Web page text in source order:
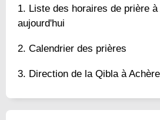
Liste des horaires de prière
aujourd'hui
Calendrier des prières
Direction de la Qibla à